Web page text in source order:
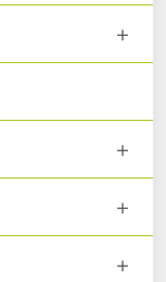
+
+
+
+